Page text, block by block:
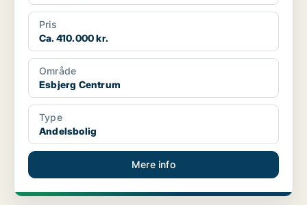
Pris
Ca. 410.000 kr.
Område
Esbjerg Centrum
Type
Andelsbolig
Mere info